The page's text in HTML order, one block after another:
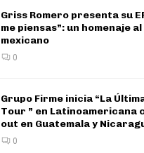
Griss Romero presenta su
me piensas”: un homenaje
mexicano
0
Grupo Firme inicia “La
Tour ” en Latinoamericana
out en Guatemala y
0